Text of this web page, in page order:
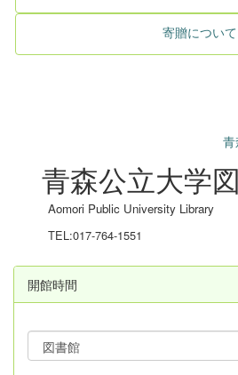
寄贈について
青森公立大学
Aomori Public University Library
TEL:017-764-1551
開館時間